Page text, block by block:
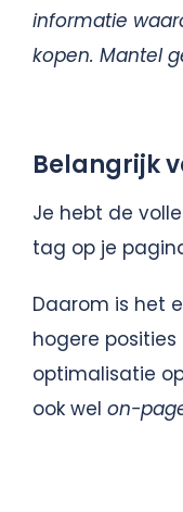
informatie
kopen. Mantel
Belangrijk
Je hebt de
tag op je
Daarom is het
hogere
optimalisatie
ook wel on-